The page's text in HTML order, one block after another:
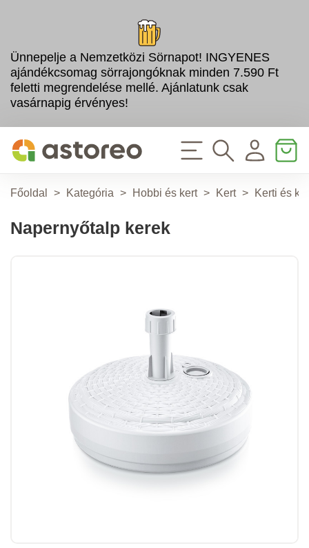
Ünnepelje a Nemzetközi Sörnapot! INGYENES
ajándékcsomag sörrajongóknak minden 7.590 Ft
feletti megrendelése mellé. Ajánlatunk csak
vasárnapig érvényes!
Főoldal > Kategória > Hobbi és kert > Kert > Kerti és
Napernyőtalp kerek